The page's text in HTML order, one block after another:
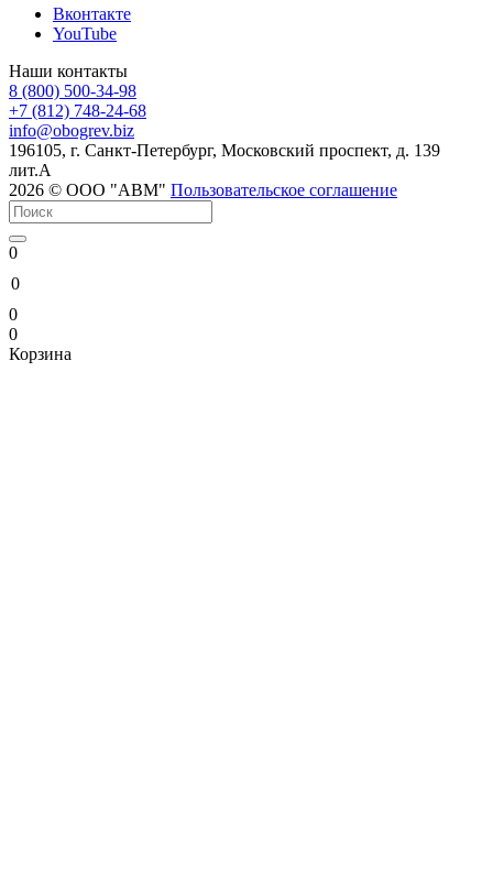
Вконтакте
YouTube
Наши контакты
8 (800) 500-34-98
+7 (812) 748-24-68
info@obogrev.biz
196105, г. Санкт-Петербург, Московский проспект, д. 139
лит.А
2026 © ООО "АВМ" Пользовательское соглашение
0
0
0
0
Корзина